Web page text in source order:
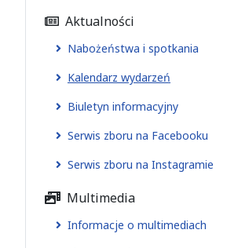
Aktualności
Nabożeństwa i spotkania
Kalendarz wydarzeń
Biuletyn informacyjny
Serwis zboru na Facebooku
Serwis zboru na Instagramie
Multimedia
Informacje o multimediach